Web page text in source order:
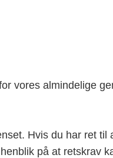
vores almindelige
Hvis du har ret
på at